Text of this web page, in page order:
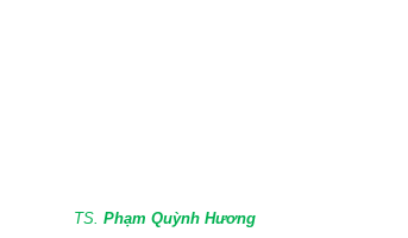
TS. Phạm Quỳnh Hương